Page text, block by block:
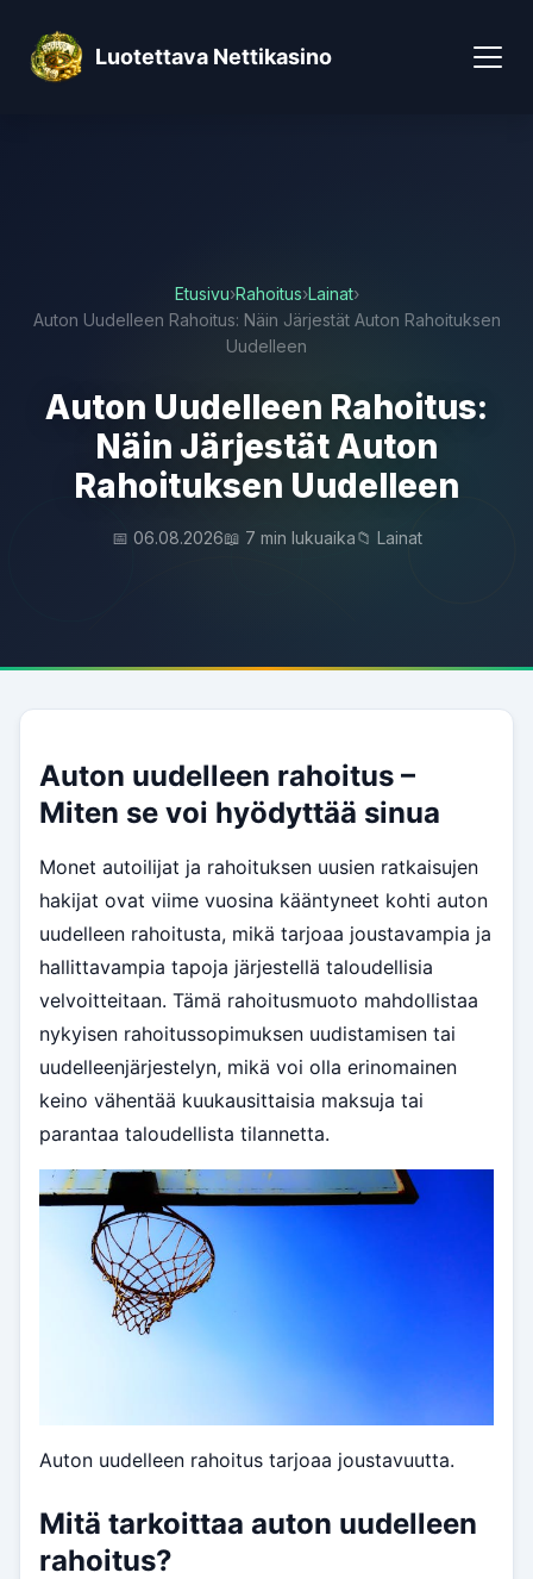
Luotettava Nettikasino
Etusivu›Rahoitus›Lainat›
Auton Uudelleen Rahoitus: Näin Järjestät Auton Rahoituksen
Uudelleen
Auton Uudelleen Rahoitus:
Näin Järjestät Auton
Rahoituksen Uudelleen
📅 06.08.2026📖 7 min lukuaika📁 Lainat
Auton uudelleen rahoitus –
Miten se voi hyödyttää sinua
Monet autoilijat ja rahoituksen uusien ratkaisujen
hakijat ovat viime vuosina kääntyneet kohti auton
uudelleen rahoitusta, mikä tarjoaa joustavampia ja
hallittavampia tapoja järjestellä taloudellisia
velvoitteitaan. Tämä rahoitusmuoto mahdollistaa
nykyisen rahoitussopimuksen uudistamisen tai
uudelleenjärjestelyn, mikä voi olla erinomainen
keino vähentää kuukausittaisia maksuja tai
parantaa taloudellista tilannetta.
Auton uudelleen rahoitus tarjoaa joustavuutta.
Mitä tarkoittaa auton uudelleen
rahoitus?